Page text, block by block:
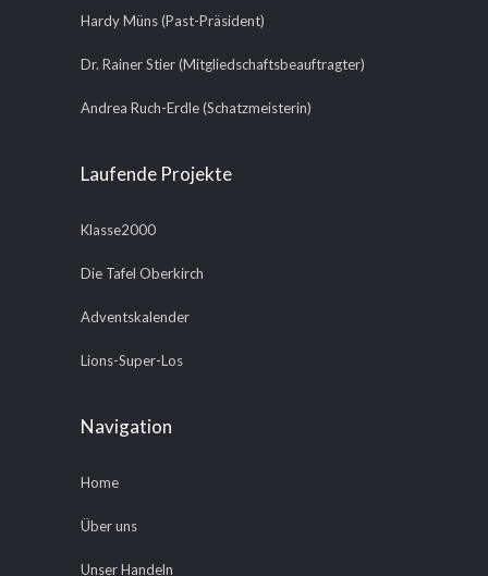
Hardy Müns (Past-Präsident)
Dr. Rainer Stier (Mitgliedschaftsbeauftragter)
Andrea Ruch-Erdle (Schatzmeisterin)
Laufende Projekte
Klasse2000
Die Tafel Oberkirch
Adventskalender
Lions-Super-Los
Navigation
Home
Über uns
Unser Handeln